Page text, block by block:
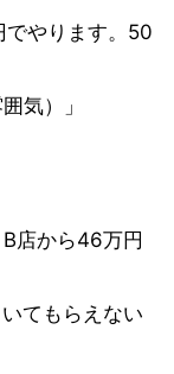
やります。50
気）」
店から46万円
てもらえない